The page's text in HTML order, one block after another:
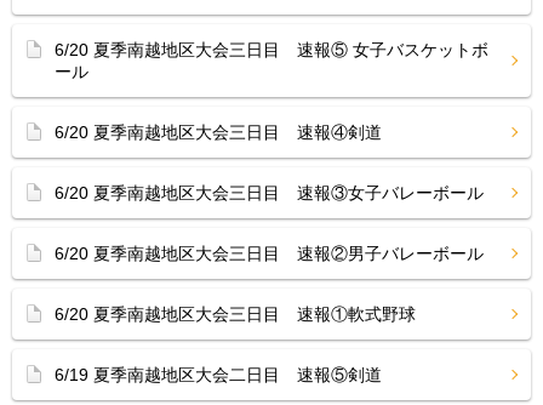
6/20 夏季南越地区大会三日目 速報⑤ 女子バスケットボ
ール
6/20 夏季南越地区大会三日目 速報④剣道
6/20 夏季南越地区大会三日目 速報③女子バレーボール
6/20 夏季南越地区大会三日目 速報②男子バレーボール
6/20 夏季南越地区大会三日目 速報①軟式野球
6/19 夏季南越地区大会二日目 速報⑤剣道